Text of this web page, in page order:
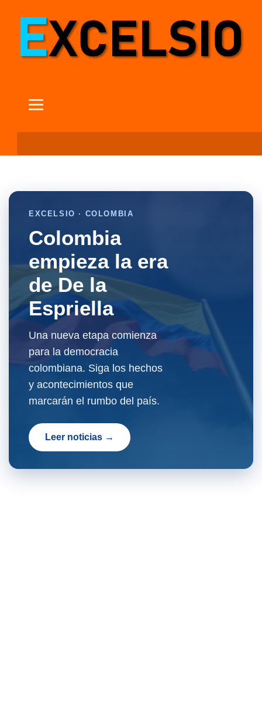
EXCELSIO · COLOMBIA
Colombia
empieza la era
de De la
Espriella
Una nueva etapa comienza
para la democracia
colombiana. Siga los hechos
y acontecimientos que
marcarán el rumbo del país.
Leer noticias →